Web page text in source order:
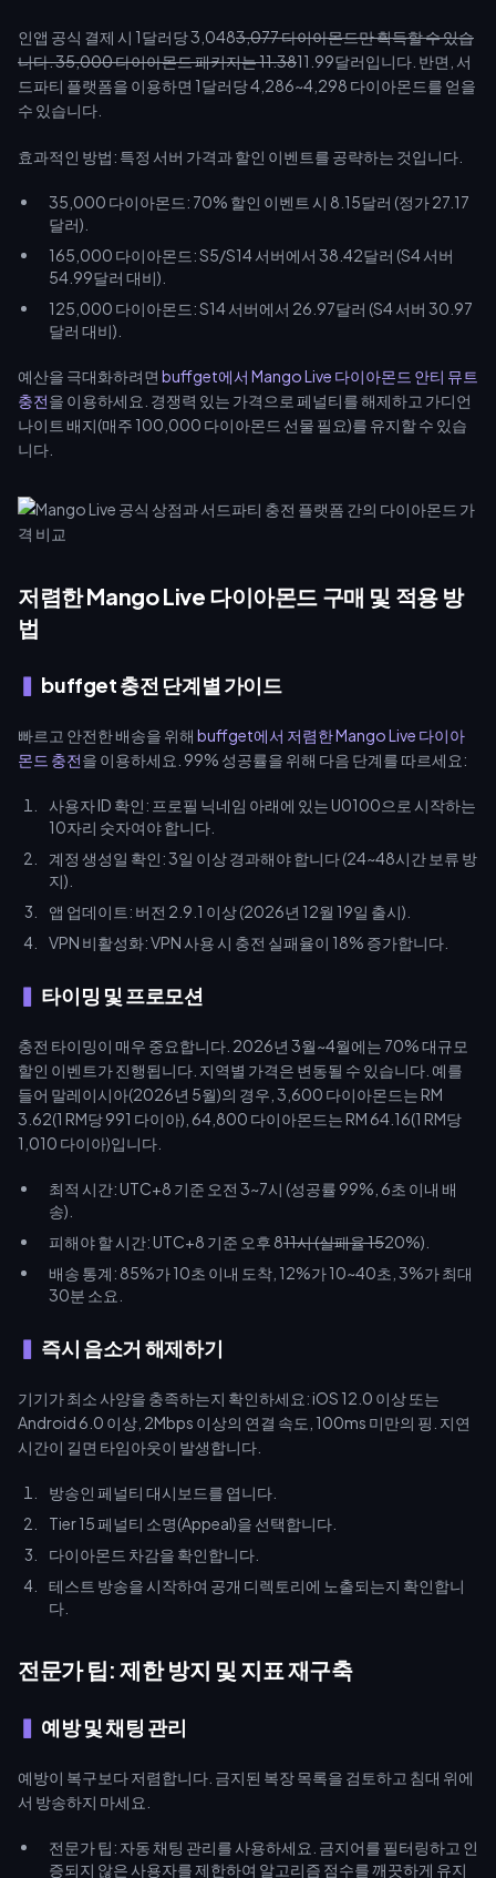
인앱 공식 결제 시 1달러당 3,0483,077 다이아몬드만 획득할 수 있습
니다. 35,000 다이아몬드 패키지는 11.3811.99달러입니다. 반면, 서
드파티 플랫폼을 이용하면 1달러당 4,286~4,298 다이아몬드를 얻을
수 있습니다.
효과적인 방법: 특정 서버 가격과 할인 이벤트를 공략하는 것입니다.
35,000 다이아몬드: 70% 할인 이벤트 시 8.15달러 (정가 27.17
달러).
165,000 다이아몬드: S5/S14 서버에서 38.42달러 (S4 서버
54.99달러 대비).
125,000 다이아몬드: S14 서버에서 26.97달러 (S4 서버 30.97
달러 대비).
예산을 극대화하려면 buffget에서 Mango Live 다이아몬드 안티 뮤트
충전을 이용하세요. 경쟁력 있는 가격으로 페널티를 해제하고 가디언
나이트 배지(매주 100,000 다이아몬드 선물 필요)를 유지할 수 있습
니다.
저렴한 Mango Live 다이아몬드 구매 및 적용 방
법
buffget 충전 단계별 가이드
빠르고 안전한 배송을 위해 buffget에서 저렴한 Mango Live 다이아
몬드 충전을 이용하세요. 99% 성공률을 위해 다음 단계를 따르세요:
사용자 ID 확인: 프로필 닉네임 아래에 있는 U0100으로 시작하는
10자리 숫자여야 합니다.
계정 생성일 확인: 3일 이상 경과해야 합니다 (24~48시간 보류 방
지).
앱 업데이트: 버전 2.9.1 이상 (2026년 12월 19일 출시).
VPN 비활성화: VPN 사용 시 충전 실패율이 18% 증가합니다.
타이밍 및 프로모션
충전 타이밍이 매우 중요합니다. 2026년 3월~4월에는 70% 대규모
할인 이벤트가 진행됩니다. 지역별 가격은 변동될 수 있습니다. 예를
들어 말레이시아(2026년 5월)의 경우, 3,600 다이아몬드는 RM
3.62(1 RM당 991 다이아), 64,800 다이아몬드는 RM 64.16(1 RM당
1,010 다이아)입니다.
최적 시간: UTC+8 기준 오전 3~7시 (성공률 99%, 6초 이내 배
송).
피해야 할 시간: UTC+8 기준 오후 811시 (실패율 1520%).
배송 통계: 85%가 10초 이내 도착, 12%가 10~40초, 3%가 최대
30분 소요.
즉시 음소거 해제하기
기기가 최소 사양을 충족하는지 확인하세요: iOS 12.0 이상 또는
Android 6.0 이상, 2Mbps 이상의 연결 속도, 100ms 미만의 핑. 지연
시간이 길면 타임아웃이 발생합니다.
방송인 페널티 대시보드를 엽니다.
Tier 15 페널티 소명(Appeal)을 선택합니다.
다이아몬드 차감을 확인합니다.
테스트 방송을 시작하여 공개 디렉토리에 노출되는지 확인합니
다.
전문가 팁: 제한 방지 및 지표 재구축
예방 및 채팅 관리
예방이 복구보다 저렴합니다. 금지된 복장 목록을 검토하고 침대 위에
서 방송하지 마세요.
전문가 팁: 자동 채팅 관리를 사용하세요. 금지어를 필터링하고 인
증되지 않은 사용자를 제한하여 알고리즘 점수를 깨끗하게 유지